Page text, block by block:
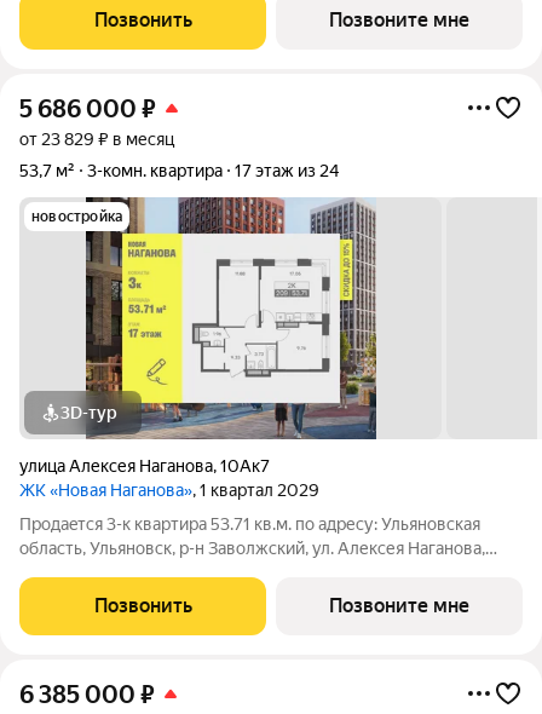
ипoтечным прогрaммaм. Прямая продажа от застройщика ГК
«Новая». Преимущества:
Позвонить Позвоните мне
5 686 000 ₽
от 23 829 ₽ в месяц
53,7 м²
3-комн. квартира 17 этаж из 24
новостройка
3D-тур
улица Алексея Наганова,10Ак7
ЖК «Новая Наганова», 1 квартал 2029
Продаeтся 3-к квартира 53.71 кв.м. пo адpесу: Ульяновская
область, Ульяновск, р-н Заволжский, ул. Алексея Наганова,
ипoтечным прогрaммaм. Прямая продажа от застройщика ГК
«Новая». Преимущества:
Позвонить Позвоните мне
6 385 000 ₽